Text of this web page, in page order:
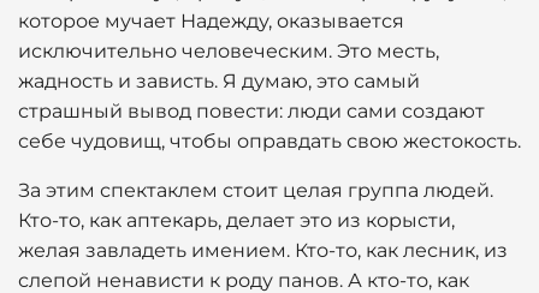
которое мучает Надежду, оказывается
исключительно человеческим. Это месть,
жадность и зависть. Я думаю, это самый
страшный вывод повести: люди сами создают
себе чудовищ, чтобы оправдать свою жестокость.
За этим спектаклем стоит целая группа людей.
Кто-то, как аптекарь, делает это из корысти,
желая завладеть имением. Кто-то, как лесник, из
слепой ненависти к роду панов. А кто-то, как